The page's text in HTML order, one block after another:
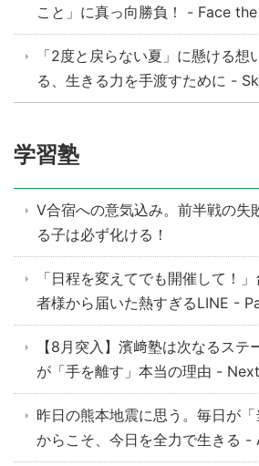
こと」に真っ向勝負！ - Face
「2度と戻らない夏」に懸ける想
る、生きる力を手渡すために -
学習塾
V合宿への意気込み。前半戦の失
る子は必ず化ける！
「日程を変えてでも開催して！
者様から届いた熱すぎるLINE -
【8月突入】濱﨑塾は次なるステ
が「手を離す」本当の理由 -
昨日の熊本地震に思う。毎日が
からこそ、今日を全力で生きる